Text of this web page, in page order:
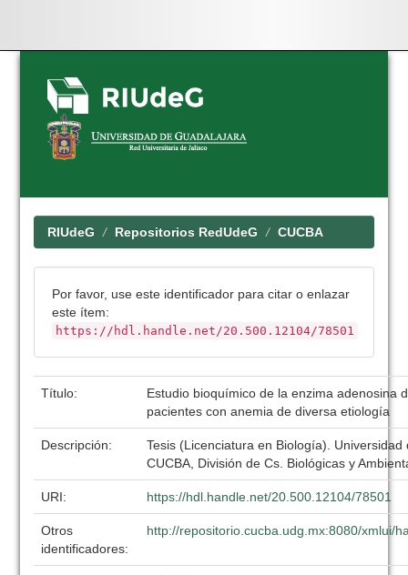
Skip
navigation
RIUdeG Repositorios RedUdeG CUCBA
Por favor, use este identificador para citar o enlazar
este ítem:
https://hdl.handle.net/20.500.12104/78501
Título:
Estudio bioquímico de la enzima adenosina
pacientes con anemia de diversa etiología
Descripción:
Tesis (Licenciatura en Biología). Universidad
CUCBA, División de Cs. Biológicas y
URI: https://hdl.handle.net/20.500.12104/78501
Otros
identificadores:
http://repositorio.cucba.udg.mx:8080/xmlui/